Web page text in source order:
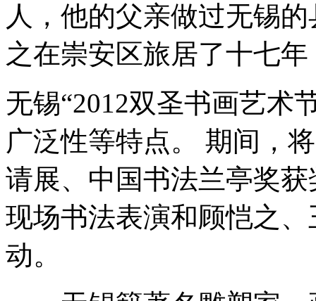
人，他的父亲做过无锡
之在崇安区旅居了十七
无锡“2012双圣书画艺术
广泛性等特点。 期间，
请展、中国书法兰亭奖
现场书法表演和顾恺之
动。